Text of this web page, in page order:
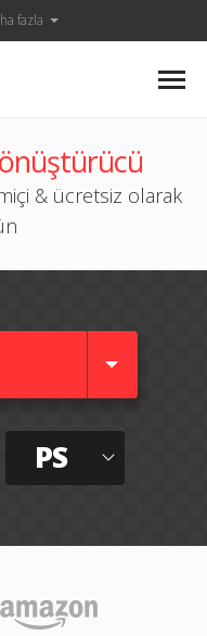
fazla
& ücretsiz olarak
PS